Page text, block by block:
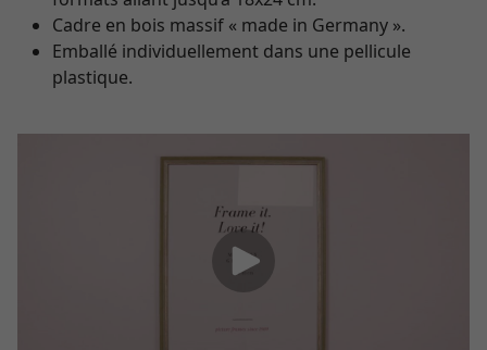
Cadre en bois massif « made in Germany ».
Emballé individuellement dans une pellicule
plastique.